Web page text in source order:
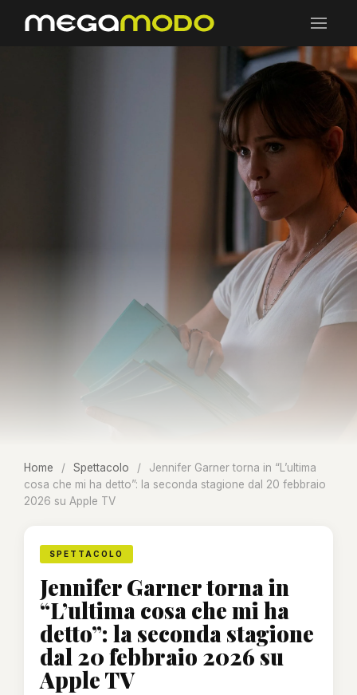
Home / Spettacolo /
Jennifer Garner torna in “L’ultima
cosa che mi ha detto”: la seconda stagione dal 20 febbraio
2026 su Apple TV
SPETTACOLO
Jennifer Garner torna in
“L’ultima cosa che mi ha
detto”: la seconda stagione
dal 20 febbraio 2026 su
Apple TV